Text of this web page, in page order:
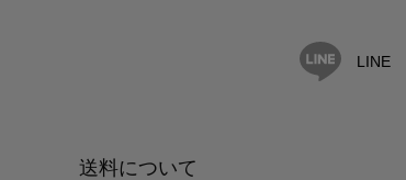
LINE
送料について